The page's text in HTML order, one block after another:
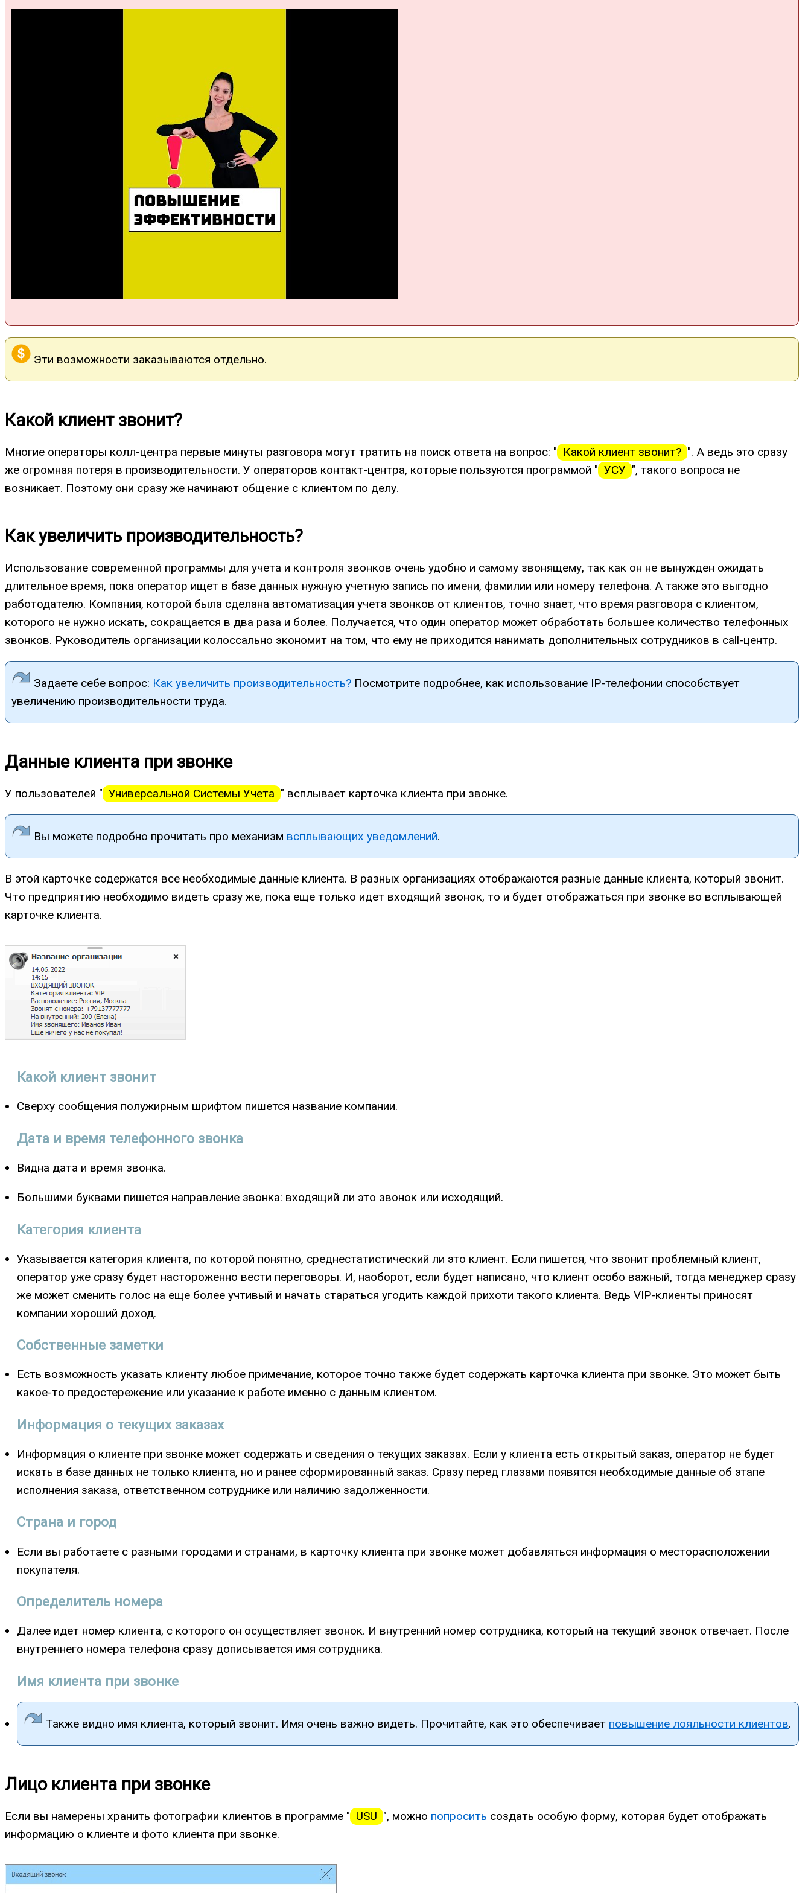
Эти возможности заказываются отдельно.
Какой клиент звонит?
Многие операторы колл-центра первые минуты разговора могут тратить на поиск ответа на вопрос: " Какой клиент звонит? ". А ведь это сразу
же огромная потеря в производительности. У операторов контакт-центра, которые пользуются программой " УСУ ", такого вопроса не
возникает. Поэтому они сразу же начинают общение с клиентом по делу.
Как увеличить производительность?
Использование современной программы для учета и контроля звонков очень удобно и самому звонящему, так как он не вынужден ожидать
длительное время, пока оператор ищет в базе данных нужную учетную запись по имени, фамилии или номеру телефона. А также это выгодно
работодателю. Компания, которой была сделана автоматизация учета звонков от клиентов, точно знает, что время разговора с клиентом,
которого не нужно искать, сокращается в два раза и более. Получается, что один оператор может обработать большее количество телефонных
звонков. Руководитель организации колоссально экономит на том, что ему не приходится нанимать дополнительных сотрудников в call-центр.
Задаете себе вопрос: Как увеличить производительность? Посмотрите подробнее, как использование IP-телефонии способствует
увеличению производительности труда.
Данные клиента при звонке
У пользователей " Универсальной Системы Учета " всплывает карточка клиента при звонке.
Вы можете подробно прочитать про механизм всплывающих уведомлений.
В этой карточке содержатся все необходимые данные клиента. В разных организациях отображаются разные данные клиента, который звонит.
Что предприятию необходимо видеть сразу же, пока еще только идет входящий звонок, то и будет отображаться при звонке во всплывающей
карточке клиента.
Какой клиент звонит
Сверху сообщения полужирным шрифтом пишется название компании.
Дата и время телефонного звонка
Видна дата и время звонка.
Большими буквами пишется направление звонка: входящий ли это звонок или исходящий.
Категория клиента
Указывается категория клиента, по которой понятно, среднестатистический ли это клиент. Если пишется, что звонит проблемный клиент,
оператор уже сразу будет настороженно вести переговоры. И, наоборот, если будет написано, что клиент особо важный, тогда менеджер сразу
же может сменить голос на еще более учтивый и начать стараться угодить каждой прихоти такого клиента. Ведь VIP-клиенты приносят
компании хороший доход.
Собственные заметки
Есть возможность указать клиенту любое примечание, которое точно также будет содержать карточка клиента при звонке. Это может быть
какое-то предостережение или указание к работе именно с данным клиентом.
Информация о текущих заказах
Информация о клиенте при звонке может содержать и сведения о текущих заказах. Если у клиента есть открытый заказ, оператор не будет
искать в базе данных не только клиента, но и ранее сформированный заказ. Сразу перед глазами появятся необходимые данные об этапе
исполнения заказа, ответственном сотруднике или наличию задолженности.
Страна и город
Если вы работаете с разными городами и странами, в карточку клиента при звонке может добавляться информация о месторасположении
покупателя.
Определитель номера
Далее идет номер клиента, с которого он осуществляет звонок. И внутренний номер сотрудника, который на текущий звонок отвечает. После
внутреннего номера телефона сразу дописывается имя сотрудника.
Имя клиента при звонке
Также видно имя клиента, который звонит. Имя очень важно видеть. Прочитайте, как это обеспечивает повышение лояльности клиентов.
Лицо клиента при звонке
Если вы намерены хранить фотографии клиентов в программе " USU ", можно попросить создать особую форму, которая будет отображать
информацию о клиенте и фото клиента при звонке.